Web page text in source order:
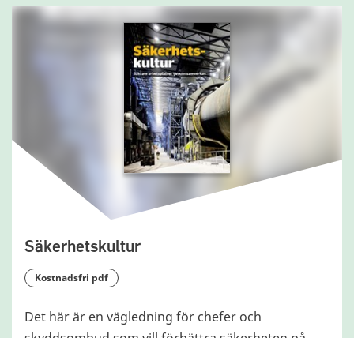
Säkerhetskultur
kostnadsfri pdf
Det här är en vägledning för chefer och